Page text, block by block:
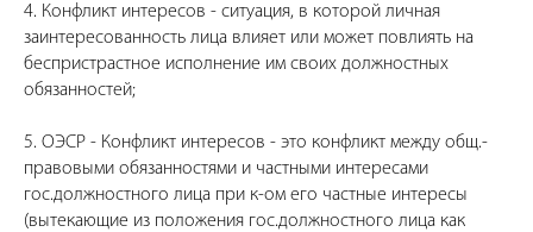
4. Конфликт интересов - ситуация, в которой личная
заинтересованность лица влияет или может повлиять на
беспристрастное исполнение им своих должностных
обязанностей;
5. ОЭСР - Конфликт интересов - это конфликт между общ.-
правовыми обязанностями и частными интересами
гос.должностного лица при к-ом его частные интересы
(вытекающие из положения гос.должностного лица как